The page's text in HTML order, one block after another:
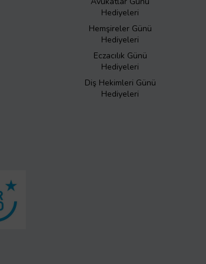
Hediyeleri
Hemşireler Günü
Hediyeleri
Eczacılık Günü
Hediyeleri
Diş Hekimleri Günü
Hediyeleri